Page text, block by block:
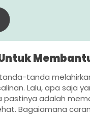
tanda
Lalu, apa saja
pastinya adalah
Bagaiamana